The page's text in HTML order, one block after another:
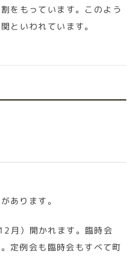
をもっています。このよう
といわれています。
あります。
月）開かれます。臨時会
定例会も臨時会もすべて町